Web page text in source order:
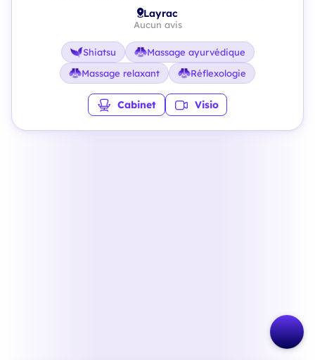
Layrac
Aucun avis
Shiatsu
Massage ayurvédique
Massage relaxant
Réflexologie
Cabinet Visio